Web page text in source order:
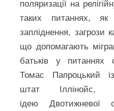
поляризації на
таких питаннях,
запліднення, загрози
що допомагають
батьків у питаннях
Томас Папроцький із
штат Іллінойс,
ідею Двотижневої